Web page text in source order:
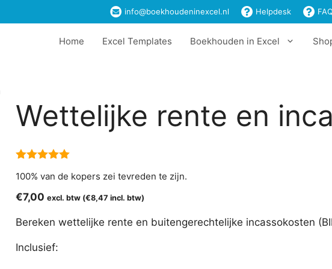
info@boekhoudeninexcel.nl Helpdesk FAQ
Home Excel Templates Boekhouden in Excel
Wettelijke rente en
100% van de kopers zei tevreden te zijn.
€7,00 excl. btw (€8,47 incl. btw)
Bereken wettelijke rente en buitengerechtelijke incassokosten
Inclusief:
incassokosten